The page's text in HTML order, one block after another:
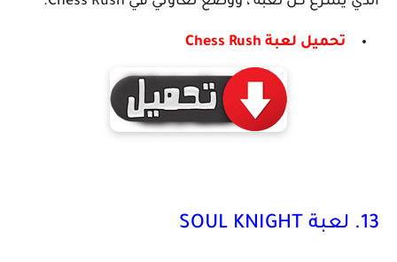
تحميل لعبة Chess Rush
13. لعبة SOUL KNIGHT